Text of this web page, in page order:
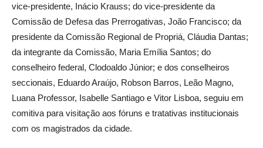
vice-presidente, Inácio Krauss; do vice-presidente da
Comissão de Defesa das Prerrogativas, João Francisco; da
presidente da Comissão Regional de Propriá, Cláudia Dantas;
da integrante da Comissão, Maria Emília Santos; do
conselheiro federal, Clodoaldo Júnior; e dos conselheiros
seccionais, Eduardo Araújo, Robson Barros, Leão Magno,
Luana Professor, Isabelle Santiago e Vitor Lisboa, seguiu em
comitiva para visitação aos fóruns e tratativas institucionais
com os magistrados da cidade.